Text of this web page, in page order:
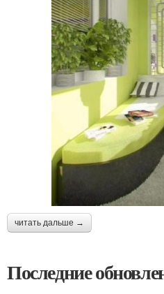
читать дальше →
Последние